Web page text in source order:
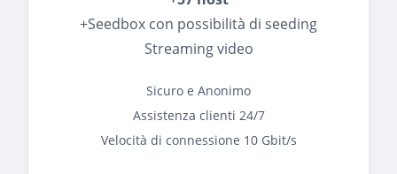
+Seedbox con possibilità di seeding
Streaming video
Sicuro e Anonimo
Assistenza clienti 24/7
Velocità di connessione 10 Gbit/s